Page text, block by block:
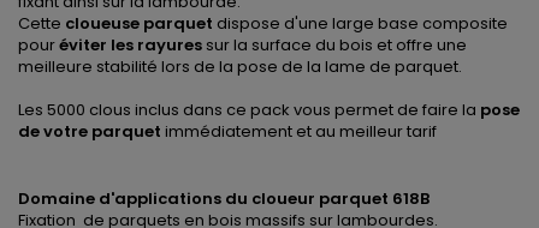
Cette cloueuse parquet dispose d'une large base composite
pouréviter les rayures sur la surface du bois et offre une
meilleure stabilité lors de la pose de la lame de parquet.
Les 5000 clous inclus dans ce pack vous permet de faire la pose
de votre parquet immédiatement et au meilleur tarif
Domaine d'applications du cloueur parquet 618B
Fixation de parquets en bois massifs sur lambourdes.